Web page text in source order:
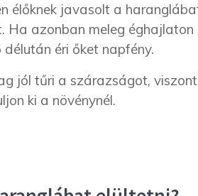
élőknek javasolt a
Ha azonban meleg
éri őket napfény.
jól tűri a szárazságot,
ki a növénynél.